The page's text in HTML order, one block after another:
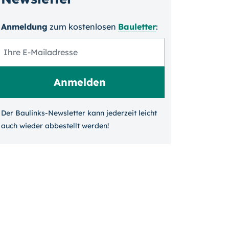
Anmeldung zum kosten­losen Bauletter:
Der Baulinks-Newsletter kann jeder­zeit leicht
auch wieder ab­bestellt werden!